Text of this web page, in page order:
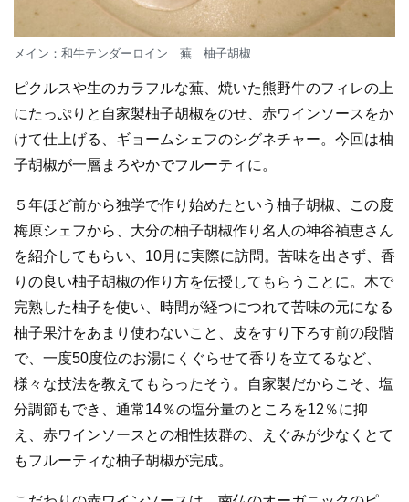
メイン：和牛テンダーロイン 蕪 柚子胡椒
ピクルスや生のカラフルな蕪、焼いた熊野牛のフィレの上
にたっぷりと自家製柚子胡椒をのせ、赤ワインソースをか
けて仕上げる、ギョームシェフのシグネチャー。今回は柚
子胡椒が一層まろやかでフルーティに。
５年ほど前から独学で作り始めたという柚子胡椒、この度
梅原シェフから、大分の柚子胡椒作り名人の神谷禎恵さん
を紹介してもらい、10月に実際に訪問。苦味を出さず、香
りの良い柚子胡椒の作り方を伝授してもらうことに。木で
完熟した柚子を使い、時間が経つにつれて苦味の元になる
柚子果汁をあまり使わないこと、皮をすり下ろす前の段階
で、一度50度位のお湯にくぐらせて香りを立てるなど、
様々な技法を教えてもらったそう。自家製だからこそ、塩
分調節もでき、通常14％の塩分量のところを12％に抑
え、赤ワインソースとの相性抜群の、えぐみが少なくとて
もフルーティな柚子胡椒が完成。